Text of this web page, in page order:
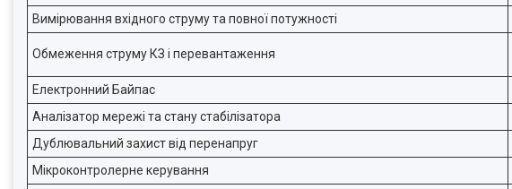
Вимірювання вхідного струму та повної потужності
Обмеження струму КЗ і перевантаження
Електронний Байпас
Аналізатор мережі та стану стабілізатора
Дублювальний захист від перенапруг
Мікроконтролерне керування